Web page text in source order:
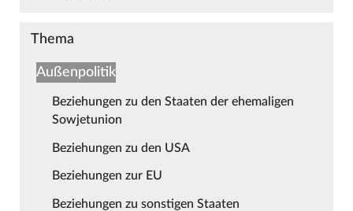
Thema
Außenpolitik
Beziehungen zu den Staaten der ehemaligen
Sowjetunion
Beziehungen zu den USA
Beziehungen zur EU
Beziehungen zu sonstigen Staaten